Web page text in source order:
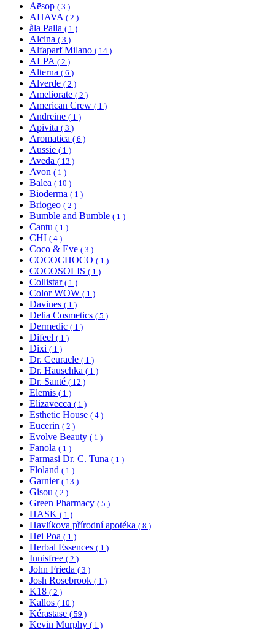
Aēsop ( 3 )
AHAVA ( 2 )
àla Palla ( 1 )
Alcina ( 3 )
Alfaparf Milano ( 14 )
ALPA ( 2 )
Alterna ( 6 )
Alverde ( 2 )
Ameliorate ( 2 )
American Crew ( 1 )
Andreine ( 1 )
Apivita ( 3 )
Aromatica ( 6 )
Aussie ( 1 )
Aveda ( 13 )
Avon ( 1 )
Balea ( 10 )
Bioderma ( 1 )
Briogeo ( 2 )
Bumble and Bumble ( 1 )
Cantu ( 1 )
CHI ( 4 )
Coco & Eve ( 3 )
COCOCHOCO ( 1 )
COCOSOLIS ( 1 )
Collistar ( 1 )
Color WOW ( 1 )
Davines ( 1 )
Delia Cosmetics ( 5 )
Dermedic ( 1 )
Difeel ( 1 )
Dixi ( 1 )
Dr. Ceuracle ( 1 )
Dr. Hauschka ( 1 )
Dr. Santé ( 12 )
Elemis ( 1 )
Elizavecca ( 1 )
Esthetic House ( 4 )
Eucerin ( 2 )
Evolve Beauty ( 1 )
Fanola ( 1 )
Farmasi Dr. C. Tuna ( 1 )
Floland ( 1 )
Garnier ( 13 )
Gisou ( 2 )
Green Pharmacy ( 5 )
HASK ( 1 )
Havlíkova přírodní apotéka ( 8 )
Hei Poa ( 1 )
Herbal Essences ( 1 )
Innisfree ( 2 )
John Frieda ( 3 )
Josh Rosebrook ( 1 )
K18 ( 2 )
Kallos ( 10 )
Kérastase ( 59 )
Kevin Murphy ( 1 )